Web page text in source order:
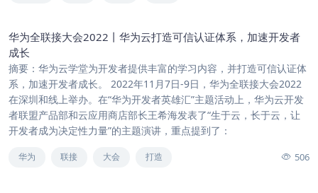
华为全联接大会2022丨华为云打造可信认证体系，加速开发者
成长
摘要：华为云学堂为开发者提供丰富的学习内容，并打造可信认证体
系，加速开发者成长。 2022年11月7日-9日，华为全联接大会2022
在深圳和线上举办。在“华为开发者英雄汇”主题活动上，华为云开发
者联盟产品部和云应用商店部长王希海发表了“生于云，长于云，让
开发者成为决定性力量”的主题演讲，重点提到了：
华为 联接 大会 打造 506